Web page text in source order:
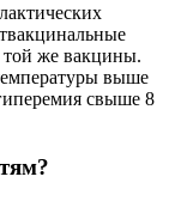
же вакцины.
выше
свыше 8